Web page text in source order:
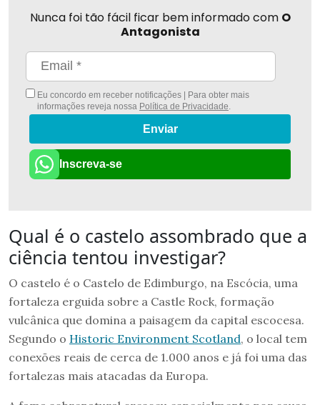
Nunca foi tão fácil ficar bem informado com O
Antagonista
Eu concordo em receber notificações | Para obter mais
informações reveja nossa Política de Privacidade
Enviar
Inscreva-se
Qual é o castelo assombrado que a
ciência tentou investigar?
O castelo é o Castelo de Edimburgo, na Escócia, uma
fortaleza erguida sobre a Castle Rock, formação
vulcânica que domina a paisagem da capital escocesa.
Segundo o Historic Environment Scotland, o local tem
conexões reais de cerca de 1.000 anos e já foi uma das
fortalezas mais atacadas da Europa.